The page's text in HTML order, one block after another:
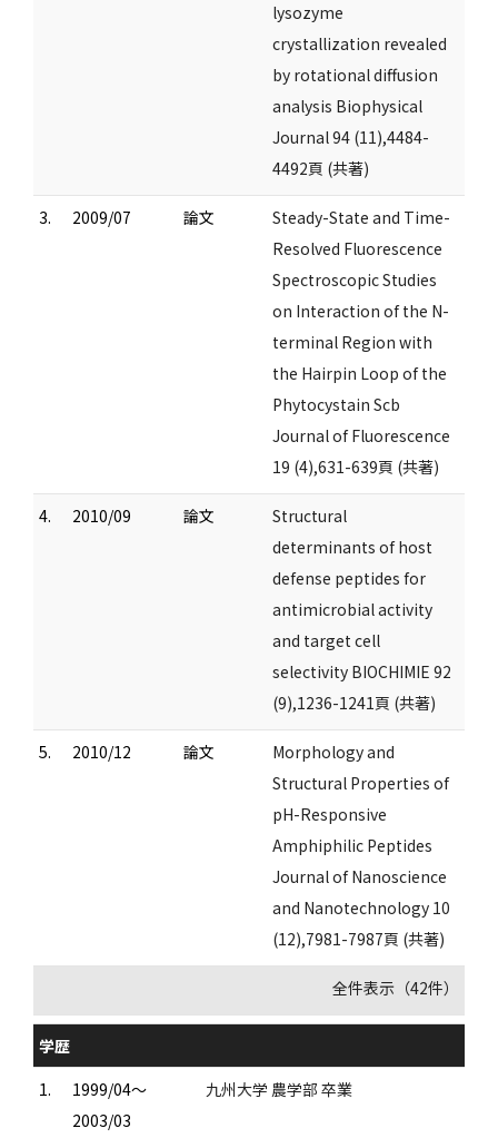
lysozyme
crystallization revealed
by rotational diffusion
analysis Biophysical
Journal 94 (11),4484-
4492頁 (共著)
3. 2009/07 論文
Steady-State and Time-
Resolved Fluorescence
Spectroscopic Studies
on Interaction of the N-
terminal Region with
the Hairpin Loop of the
Phytocystain Scb
Journal of Fluorescence
19 (4),631-639頁 (共著)
4. 2010/09 論文
Structural
determinants of host
defense peptides for
antimicrobial activity
and target cell
selectivity BIOCHIMIE 92
(9),1236-1241頁 (共著)
5. 2010/12 論文
Morphology and
Structural Properties of
pH-Responsive
Amphiphilic Peptides
Journal of Nanoscience
and Nanotechnology 10
(12),7981-7987頁 (共著)
全件表示（42件）
学歴
1.
1999/04～
2003/03
九州大学 農学部 卒業